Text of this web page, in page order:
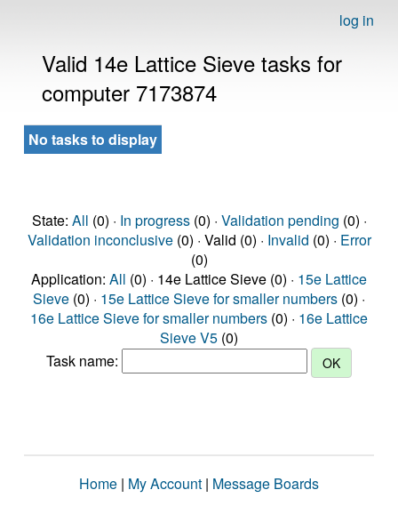
log in
Valid 14e Lattice Sieve tasks for
computer 7173874
No tasks to display
State: All (0) · In progress(0) · Validation pending (0) ·
Validation inconclusive(0) · Valid (0) · Invalid (0) · Error
(0)
Application: All (0) · 14e Lattice Sieve (0) · 15e Lattice
Sieve (0) · 15e Lattice Sieve for smaller numbers (0) ·
16e Lattice Sieve for smaller numbers (0) · 16e Lattice
Sieve V5 (0)
Task name:
Home | My Account | Message Boards